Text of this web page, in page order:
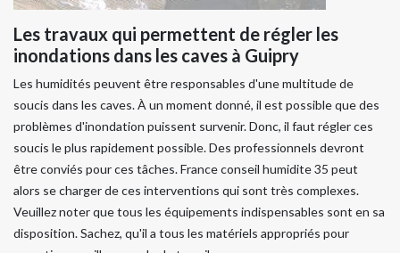
Les travaux qui permettent de régler les
inondations dans les caves à Guipry
Les humidités peuvent être responsables d'une multitude de
soucis dans les caves. À un moment donné, il est possible que des
problèmes d'inondation puissent survenir. Donc, il faut régler ces
soucis le plus rapidement possible. Des professionnels devront
être conviés pour ces tâches. France conseil humidite 35 peut
alors se charger de ces interventions qui sont très complexes.
Veuillez noter que tous les équipements indispensables sont en sa
disposition. Sachez, qu'il a tous les matériels appropriés pour